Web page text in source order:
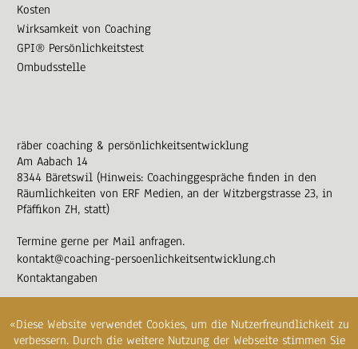
«Diese Website verwendet Cookies, um die Nutzerfreundlichkeit zu
verbessern. Durch die weitere Nutzung der Webseite stimmen Sie
Kosten
Wirksamkeit von Coaching
GPI® Persönlichkeitstest
Ombudsstelle
räber coaching & persönlichkeitsentwicklung
Am Aabach 14
8344 Bäretswil (Hinweis: Coachinggespräche finden in den
Räumlichkeiten von ERF Medien, an der Witzbergstrasse 23, in
Pfäffikon ZH, statt)
Termine gerne per Mail anfragen.
kontakt@coaching-persoenlichkeitsentwicklung.ch
Kontaktangaben